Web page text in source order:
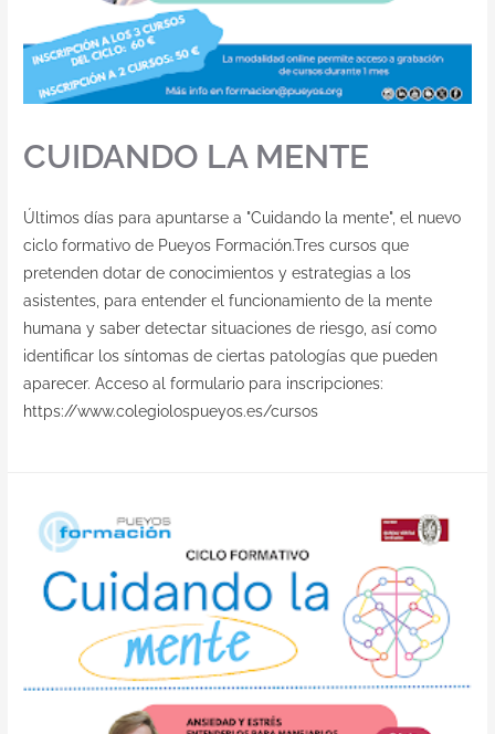
CUIDANDO LA MENTE
Últimos días para apuntarse a "Cuidando la mente", el nuevo
ciclo formativo de Pueyos Formación.Tres cursos que
pretenden dotar de conocimientos y estrategias a los
asistentes, para entender el funcionamiento de la mente
humana y saber detectar situaciones de riesgo, así como
identificar los síntomas de ciertas patologías que pueden
aparecer. Acceso al formulario para inscripciones:
https://www.colegiolospueyos.es/cursos